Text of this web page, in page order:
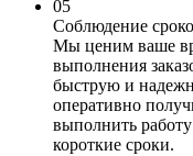
05
Соблюдение
Мы ценим ваше
выполнения
быструю и
оперативно
выполнить
короткие сроки.